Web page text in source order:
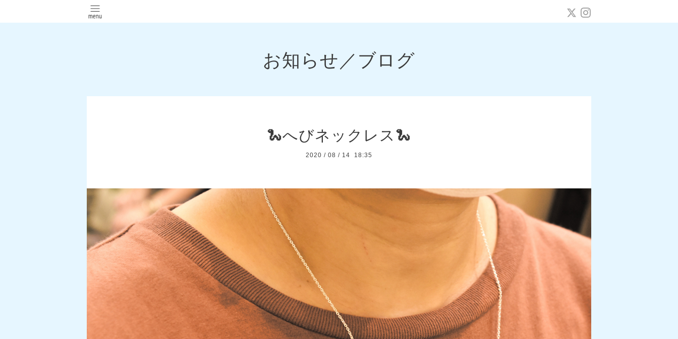
お知らせ／ブログ
🐍へびネックレス🐍
2020 / 08 / 14 18:35